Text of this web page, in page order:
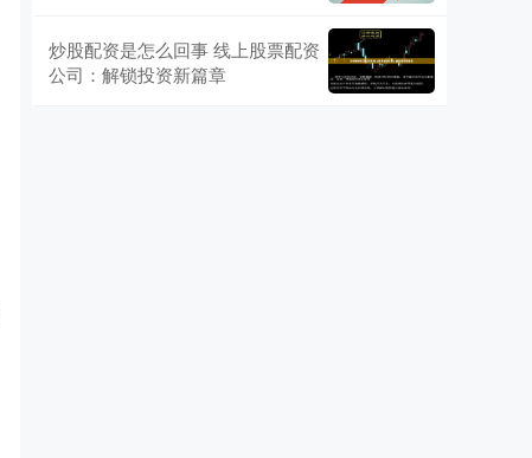
炒股配资是怎么回事 线上股票配资
公司：解锁投资新篇章